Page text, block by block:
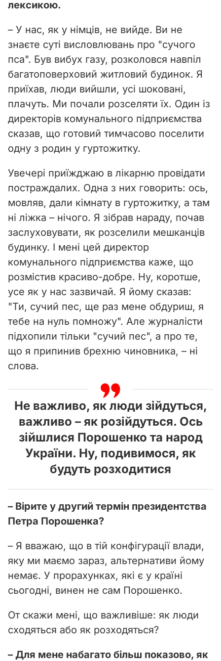
лексикою.
– У нас, як у німців, не вийде. Ви не
знаєте суті висловлювань про "сучого
пса". Був вибух газу, розколовся навпіл
багатоповерховий житловий будинок. Я
приїхав, люди вийшли, усі шоковані,
плачуть. Ми почали розселяти їх. Один із
директорів комунального підприємства
сказав, що готовий тимчасово поселити
одну з родин у гуртожитку.
Увечері приїжджаю в лікарню провідати
постраждалих. Одна з них говорить: ось,
мовляв, дали кімнату в гуртожитку, а там
ні ліжка – нічого. Я зібрав нараду, почав
заслуховувати, як розселили мешканців
будинку. І мені цей директор
комунального підприємства каже, що
розмістив красиво-добре. Ну, коротше,
усе як у нас зазвичай. Я йому сказав:
"Ти, сучий пес, ще раз мене обдуриш, я
тебе на нуль помножу". Але журналісти
підхопили тільки "сучий пес", а про те,
що я припинив брехню чиновника, – ні
слова.
Не важливо, як люди зійдуться,
важливо – як розійдуться. Ось
зійшлися Порошенко та народ
України. Ну, подивимося, як
будуть розходитися
– Вірите у другий термін президентства
Петра Порошенка?
– Я вважаю, що в тій конфігурації влади,
яку ми маємо зараз, альтернативи йому
немає. У прорахунках, які є у країні
сьогодні, винен не сам Порошенко.
От скажи мені, що важливіше: як люди
сходяться або як розходяться?
– Для мене набагато більш показово, як